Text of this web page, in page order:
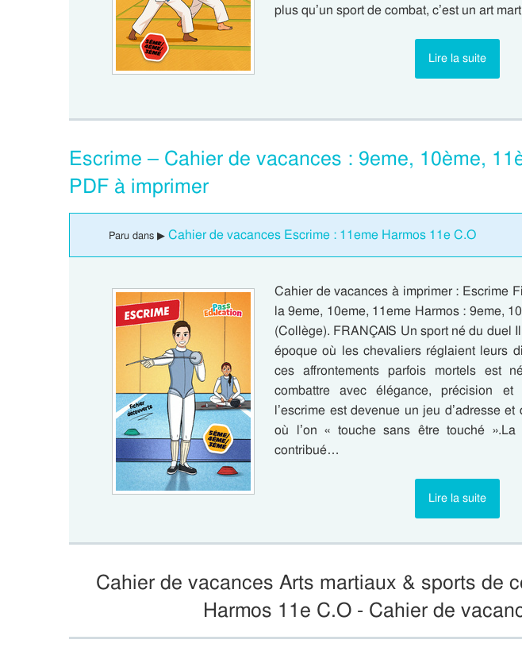
plus qu’un sport de combat, c’est un art
Lire la suite
Escrime – Cahier de vacances : 9eme, 10ème,
PDF à imprimer
Paru dans ▶ Cahier de vacances Escrime : 11eme Harmos 11e C.O
Cahier de vacances à imprimer : Escrime
la 9eme, 10eme, 11eme Harmos : 9eme,
(Collège). FRANÇAIS Un sport né du duel
époque où les chevaliers réglaient leurs
ces affrontements parfois mortels est
combattre avec élégance, précision et
l’escrime est devenue un jeu d’adresse
où l’on « touche sans être touché ».La
contribué…
Lire la suite
Cahier de vacances Arts martiaux & sports de
Harmos 11e C.O - Cahier de